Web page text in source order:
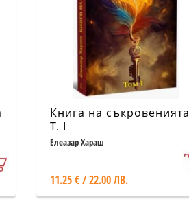
Книга на съкровенията
Т. I
Елеазар Хараш
11.25 € / 22.00 ЛВ.